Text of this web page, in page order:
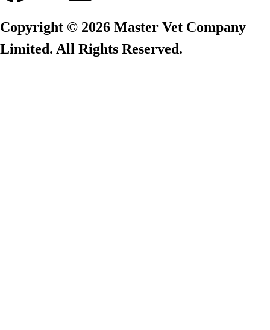
Copyright © 2026 Master Vet Company
Limited. All Rights Reserved.